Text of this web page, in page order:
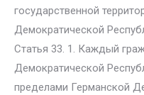
государственной
Демократической
Статья 33. 1. Каждый
Демократической
пределами Германской